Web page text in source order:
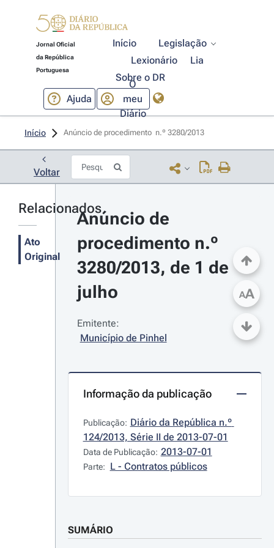
Jornal Oficial
da República
Portuguesa
Início
Legislação
Lexionário
Lia
Sobre o DR
Ajuda
O
meu
Diário
Início Anúncio de procedimento  n.º 3280/2013
Voltar
Relacionados
Ato
Original
Anúncio de
procedimento n.º
3280/2013, de 1 de
julho
Emitente:
Município de Pinhel
Informação da publicação
Publicação: Diário da República n.º
124/2013, Série II de 2013-07-01
Data de Publicação: 2013-07-01
Parte: L - Contratos públicos
SUMÁRIO
AA